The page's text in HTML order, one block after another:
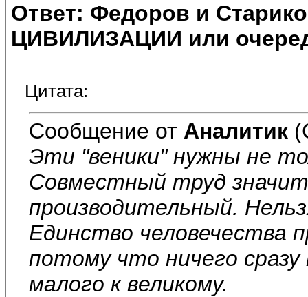
Ответ: Федоров и
ЦИВИЛИЗАЦИИ или
Цитата:
Сообщение от Аналитик
Эти "веники" нужны не
Совместный труд
производительный.
Единство человечества
потому что ничего
малого к великому.